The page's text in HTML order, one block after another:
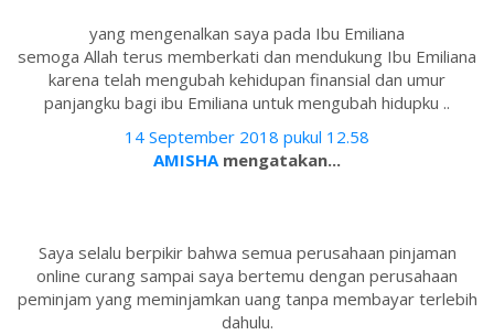
yang mengenalkan saya pada Ibu Emiliana
semoga Allah terus memberkati dan mendukung Ibu Emiliana
karena telah mengubah kehidupan finansial dan umur
panjangku bagi ibu Emiliana untuk mengubah hidupku ..
14 September 2018 pukul 12.58
AMISHAmengatakan...
Saya selalu berpikir bahwa semua perusahaan pinjaman
online curang sampai saya bertemu dengan perusahaan
peminjam yang meminjamkan uang tanpa membayar terlebih
dahulu.